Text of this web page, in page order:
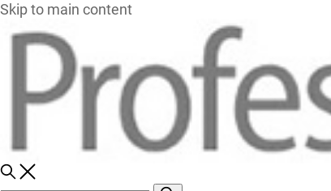
Skip to main content